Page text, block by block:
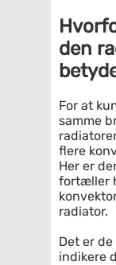
den
For at
samme
flere
Her er
fortæller
radiator.
Det er
indikere